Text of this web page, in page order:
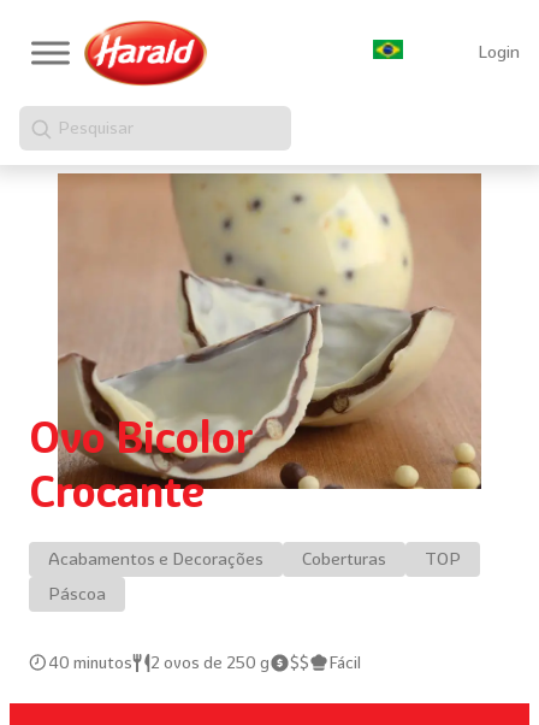
Login
Pesquisar
Ovo Bicolor
Crocante
Acabamentos e Decorações Coberturas
TOP
Páscoa
40 minutos 2 ovos de 250 g $$ Fácil